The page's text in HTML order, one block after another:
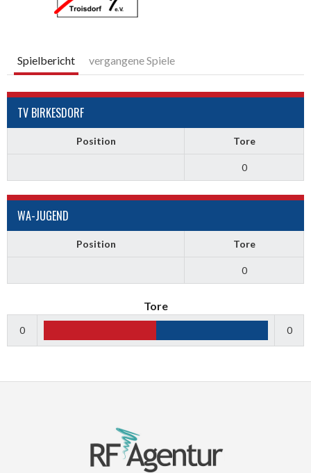
Spielbericht vergangene Spiele
TV BIRKESDORF
Position Tore
0
WA-JUGEND
Position Tore
0
Tore
0 0